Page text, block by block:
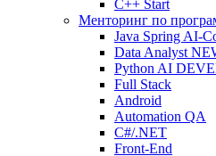
C++ Start
Менторинг по
Java Spring AI-
Data Analyst
Python AI
Full Stack
Android
Automation QA
C#/.NET
Front-End